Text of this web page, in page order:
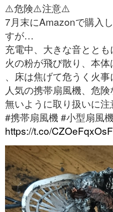
⚠️危険⚠️注意⚠️
7月末にAmazonで購入
すが…
充電中、大きな音ととも
火の粉が飛び散り、本体
、床は焦げて危うく火
人気の携帯扇風機、危
無いように取り扱いに注
#携帯扇風機 #小型扇風
https://t.co/CZOeFqxOsF